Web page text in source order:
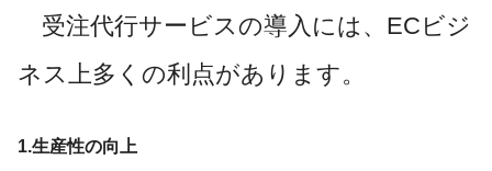
受注代行サービスの導入には、ECビジ
ネス上多くの利点があります。
1.生産性の向上